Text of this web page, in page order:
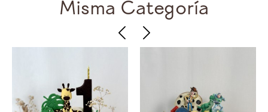
Misma Categoría